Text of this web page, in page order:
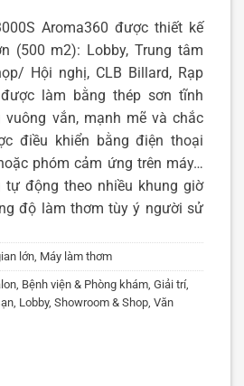
Aroma360 được thiết kế
(500 m2): Lobby, Trung tâm
Hội nghị, CLB Billard, Rạp
làm bằng thép sơn tĩnh
vuông vắn, mạnh mẽ và chắc
điều khiển bằng điện thoại
phóm cảm ứng trên máy…
tự động theo nhiều khung giờ
độ làm thơm tùy ý người sử
lớn, Máy làm thơm
, Bệnh viện & Phòng khám, Giải trí,
, Lobby, Showroom & Shop, Văn